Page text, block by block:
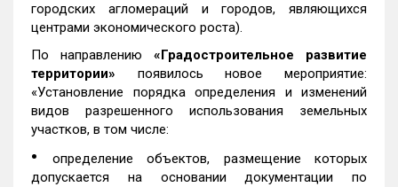
городских агломераций и городов, являющихся
центрами экономического роста).
По направлению «Градостроительное развитие
территории» появилось новое мероприятие:
«Установление порядка определения и изменений
видов разрешенного использования земельных
участков, в том числе:
•
определение объектов, размещение которых
допускается на основании документации по